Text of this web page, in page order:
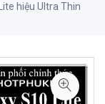
hiệu Ultra Thin